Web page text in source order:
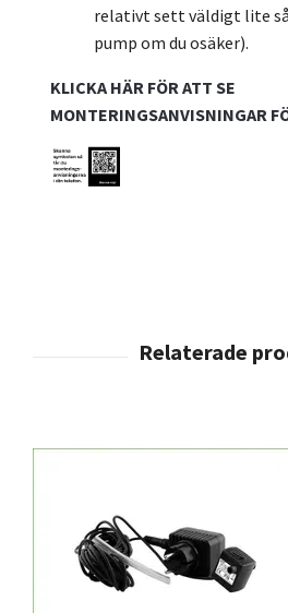
relativt sett väldigt lite
pump om du osäker).
KLICKA HÄR FÖR ATT SE
MONTERINGSANVISNINGAR